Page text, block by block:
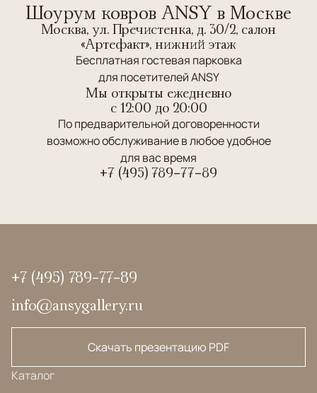
Шоурум ковров ANSY в Москве
Москва, ул. Пречистенка, д. 30/2, салон
«Артефакт», нижний этаж
Бесплатная гостевая парковка
для посетителей ANSY
Мы открыты ежедневно
c 12:00 до 20:00
По предварительной договоренности
возможно обслуживание в любое удобное
для вас время
+7 (495) 789-77-89
+7 (495) 789-77-89
info@ansygallery.ru
Скачать презентацию PDF
Каталог